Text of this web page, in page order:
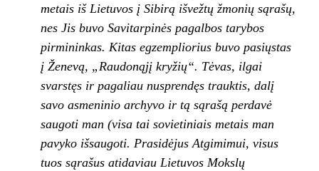
metais iš Lietuvos į Sibirą išvežtų žmonių sąrašų,
nes Jis buvo Savitarpinės pagalbos tarybos
pirmininkas. Kitas egzempliorius buvo pasiųstas
į Ženevą, „Raudonąjį kryžių“. Tėvas, ilgai
svarstęs ir pagaliau nusprendęs trauktis, dalį
savo asmeninio archyvo ir tą sąrašą perdavė
saugoti man (visa tai sovietiniais metais man
pavyko išsaugoti. Prasidėjus Atgimimui, visus
tuos sąrašus atidaviau Lietuvos Mokslų